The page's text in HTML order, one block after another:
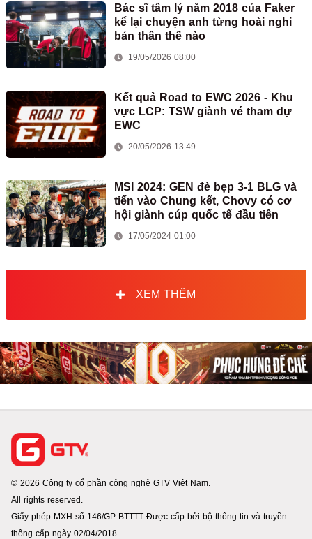
Bác sĩ tâm lý năm 2018 của Faker
kể lại chuyện anh từng hoài nghi
bản thân thế nào
19/05/2026 08:00
Kết quả Road to EWC 2026 - Khu
vực LCP: TSW giành vé tham dự
EWC
20/05/2026 13:49
MSI 2024: GEN đè bẹp 3-1 BLG và
tiến vào Chung kết, Chovy có cơ
hội giành cúp quốc tế đầu tiên
17/05/2024 01:00
XEM THÊM
© 2026 Công ty cổ phần công nghệ GTV Việt Nam.
All rights reserved.
Giấy phép MXH số 146/GP-BTTTT Được cấp bởi bộ thông tin và truyền
thông cấp ngày 02/04/2018.